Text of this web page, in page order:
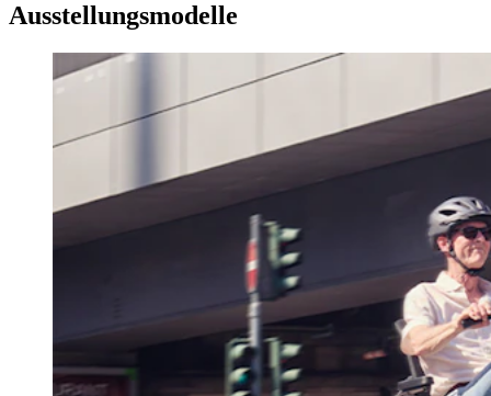
Ausstellungsmodelle